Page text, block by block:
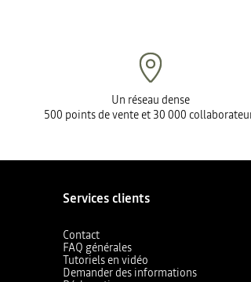
Un réseau dense
500 points de vente et 30 000
Services clients
Contact
FAQ générales
Tutoriels en vidéo
Demander des informations